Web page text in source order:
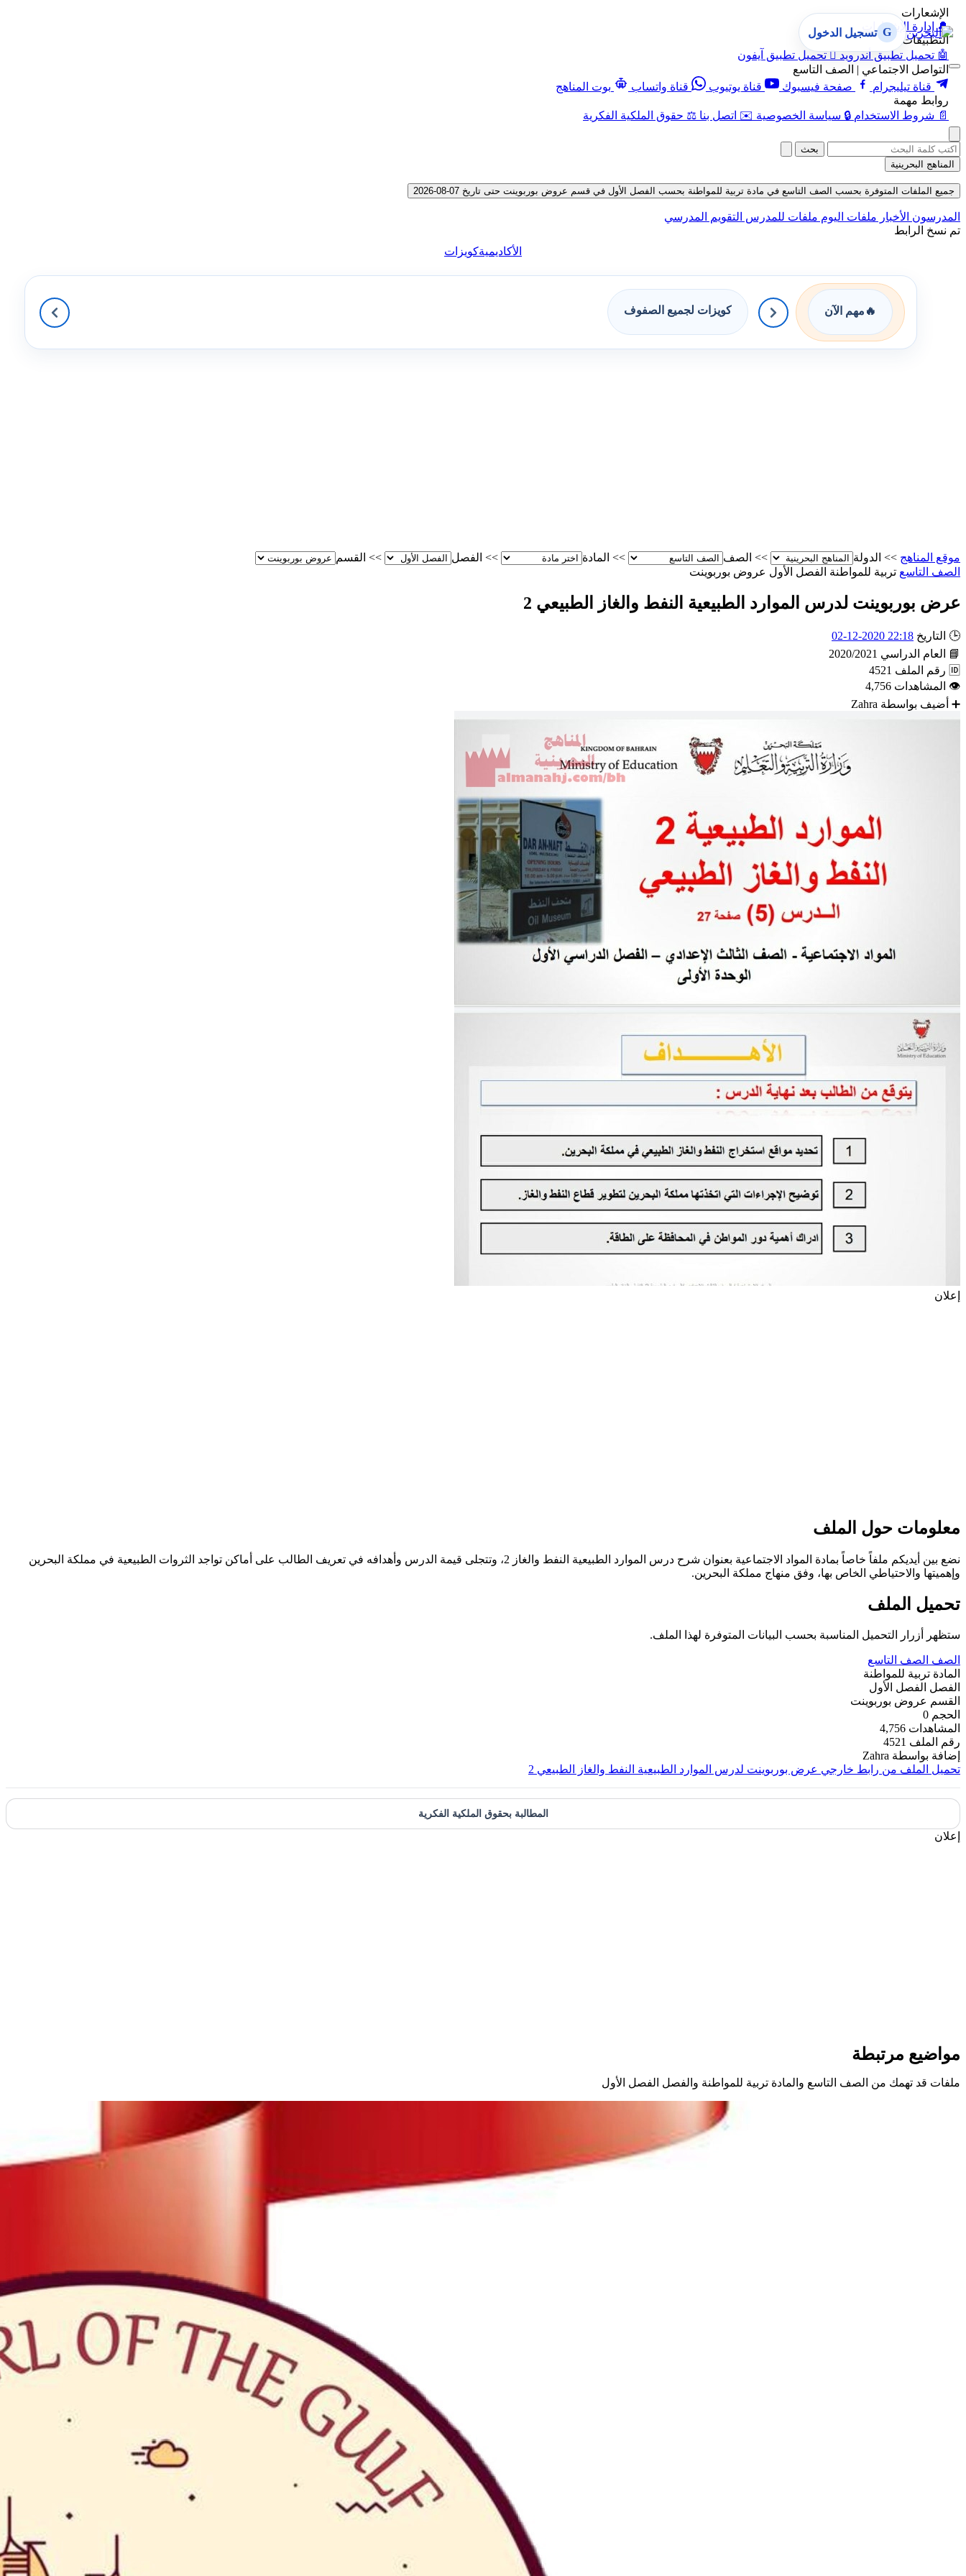
الإشعارات
🔔 إدارة الإشعارات
التطبيقات
🤖 تحميل تطبيق أندرويد  تحميل تطبيق آيفون
التواصل الاجتماعي | الصف التاسع
قناة تيليجرام
صفحة فيسبوك قناة يوتيوب قناة واتساب
بوت المناهج
روابط مهمة
📄 شروط الاستخدام 🔒 سياسة الخصوصية ✉️ اتصل بنا ⚖️ حقوق الملكية الفكرية
G تسجيل الدخول
بحث
المناهج البحرينية
جميع الملفات المتوفرة بحسب الصف التاسع في مادة تربية للمواطنة بحسب الفصل الأول في قسم عروض بوربوينت حتى تاريخ 07-08-2026
المدرسون الأخبار ملفات اليوم ملفات للمدرس التقويم المدرسي
تم نسخ الرابط
الأكاديميةكويزات
🔥 مهم الآن كويزات لجميع الصفوف
موقع المناهج >> الدولة >> الصف >> المادة >> الفصل >> القسم
الصف التاسع تربية للمواطنة الفصل الأول عروض بوربوينت
عرض بوربوينت لدرس الموارد الطبيعية النفط والغاز الطبيعي 2
🕒 التاريخ 22:18 2020-12-02
📘
العام الدراسي 2020/2021
🆔 رقم الملف 4521
👁 المشاهدات 4,756
➕ أضيف بواسطة Zahra
إعلان
معلومات حول الملف
نضع بين أيديكم ملفاً خاصاً بمادة المواد الاجتماعية بعنوان شرح درس الموارد الطبيعية النفط والغاز 2، وتتجلى قيمة الدرس وأهدافه في تعريف الطالب على أماكن تواجد الثروات الطبيعية في مملكة البحرين
وإهميتها والاحتياطي الخاص بها، وفق منهاج مملكة البحرين.
تحميل الملف
ستظهر أزرار التحميل المناسبة بحسب البيانات المتوفرة لهذا الملف.
الصف الصف التاسع
المادة تربية للمواطنة
الفصل الفصل الأول
القسم عروض بوربوينت
الحجم 0
المشاهدات 4,756
رقم الملف 4521
إضافة بواسطة Zahra
تحميل الملف من رابط خارجي عرض بوربوينت لدرس الموارد الطبيعية النفط والغاز الطبيعي 2
المطالبة بحقوق الملكية الفكرية
إعلان
مواضيع مرتبطة
ملفات قد تهمك من الصف التاسع والمادة تربية للمواطنة والفصل الفصل الأول